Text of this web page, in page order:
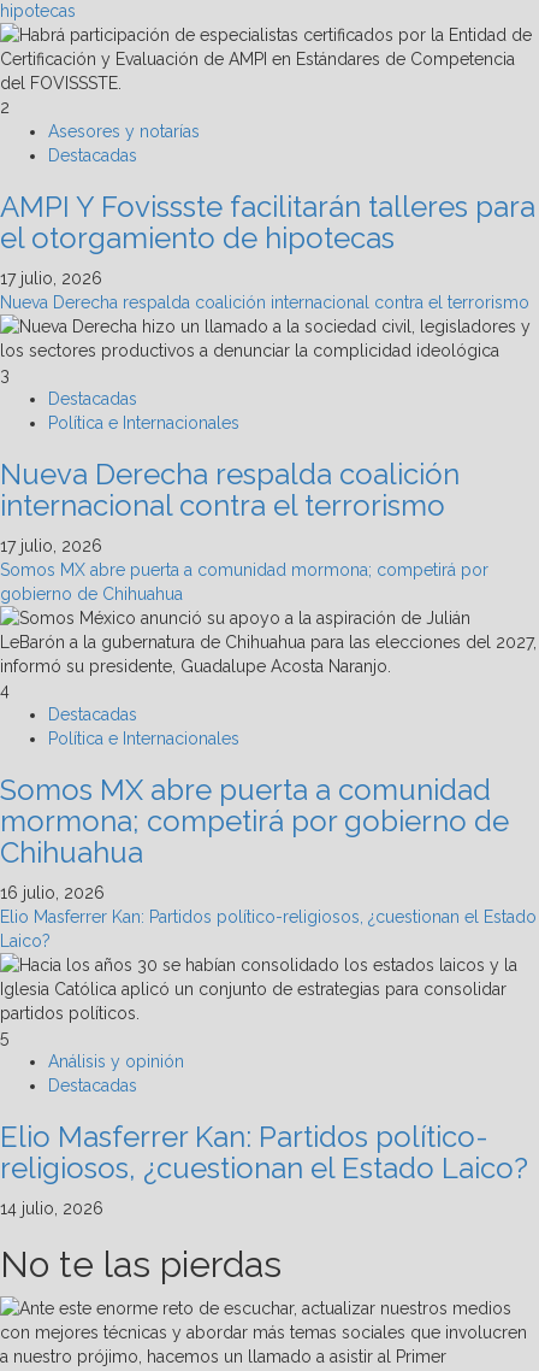
hipotecas
2
Asesores y notarías
Destacadas
AMPI Y Fovissste facilitarán talleres para
el otorgamiento de hipotecas
17 julio, 2026
Nueva Derecha respalda coalición internacional contra el terrorismo
3
Destacadas
Política e Internacionales
Nueva Derecha respalda coalición
internacional contra el terrorismo
17 julio, 2026
Somos MX abre puerta a comunidad mormona; competirá por
gobierno de Chihuahua
4
Destacadas
Política e Internacionales
Somos MX abre puerta a comunidad
mormona; competirá por gobierno de
Chihuahua
16 julio, 2026
Elio Masferrer Kan: Partidos político-religiosos, ¿cuestionan el Estado
Laico?
5
Análisis y opinión
Destacadas
Elio Masferrer Kan: Partidos político-
religiosos, ¿cuestionan el Estado Laico?
14 julio, 2026
No te las pierdas